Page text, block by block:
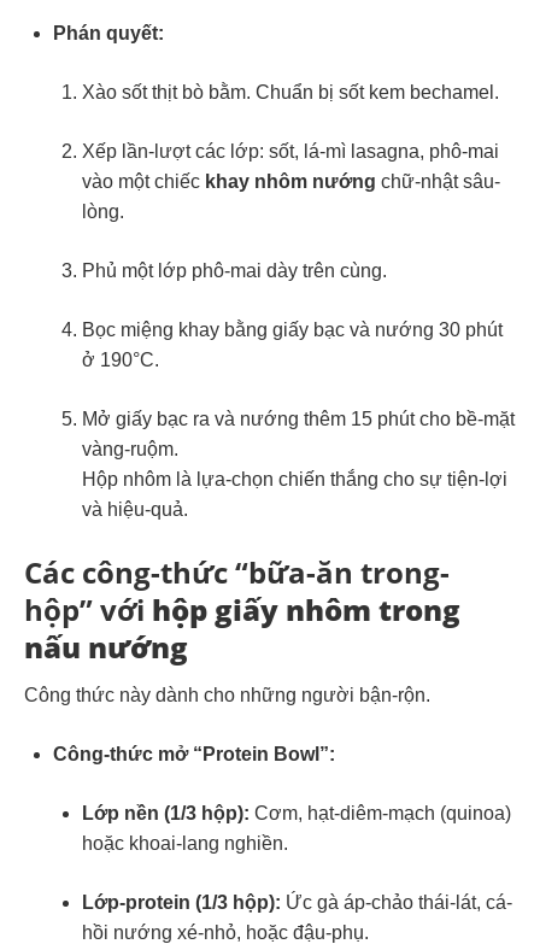
Phán quyết:
Xào sốt thịt bò bằm. Chuẩn bị sốt kem bechamel.
Xếp lần-lượt các lớp: sốt, lá-mì lasagna, phô-mai
vào một chiếc khay nhôm nướng chữ-nhật sâu-
lòng.
Phủ một lớp phô-mai dày trên cùng.
Bọc miệng khay bằng giấy bạc và nướng 30 phút
ở 190°C.
Mở giấy bạc ra và nướng thêm 15 phút cho bề-mặt
vàng-ruộm.
Hộp nhôm là lựa-chọn chiến thắng cho sự tiện-lợi
và hiệu-quả.
Các công-thức “bữa-ăn trong-
hộp” với hộp giấy nhôm trong
nấu nướng
Công thức này dành cho những người bận-rộn.
Công-thức mở “Protein Bowl”:
Lớp nền (1/3 hộp): Cơm, hạt-diêm-mạch (quinoa)
hoặc khoai-lang nghiền.
Lớp-protein (1/3 hộp): Ức gà áp-chảo thái-lát, cá-
hồi nướng xé-nhỏ, hoặc đậu-phụ.